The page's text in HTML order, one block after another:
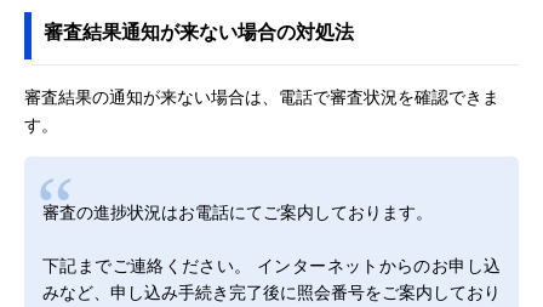
審査結果通知が来ない場合の対処法
審査結果の通知が来ない場合は、電話で審査状況を確認できま
す。
審査の進捗状況はお電話にてご案内しております。
下記までご連絡ください。 インターネットからのお申し込
みなど、申し込み手続き完了後に照会番号をご案内しており